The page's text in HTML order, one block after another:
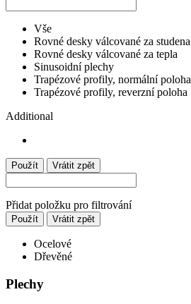
Vše
Rovné desky válcované za studena
Rovné desky válcované za tepla
Sinusoidní plechy
Trapézové profily, normální poloha
Trapézové profily, reverzní poloha
Additional
Použít Vrátit zpět
Přidat položku pro filtrování
Použít Vrátit zpět
Ocelové
Dřevěné
Plechy